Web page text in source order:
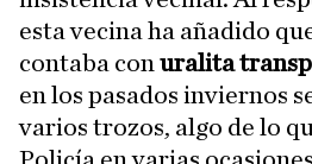
esta vecina ha añadido
contaba con uralita
en los pasados inviernos
varios trozos, algo de lo